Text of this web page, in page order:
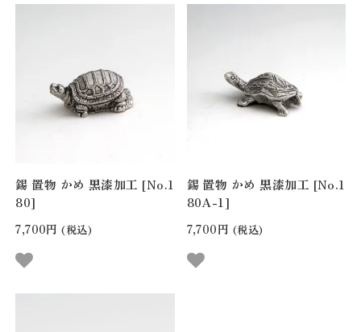
錫 置物 かめ 黒漆加工 [No.1
80]
7,700円 (税込)
錫 置物 かめ 黒漆加工 [No.1
80A-1]
7,700円 (税込)